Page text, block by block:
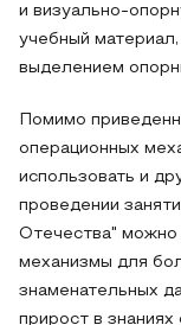
и визуально-
учебный
выделением
Помимо
операционных
использовать и
проведении
Отечества" можно
механизмы для
знаменательных
прирост в